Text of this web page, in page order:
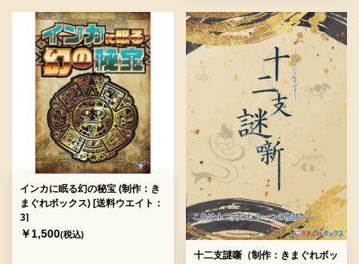
インカに眠る幻の秘宝 (制作：き
まぐれボックス) [送料ウエイト：
3]
￥1,500(税込)
十二支謎噺（制作：きまぐれボッ